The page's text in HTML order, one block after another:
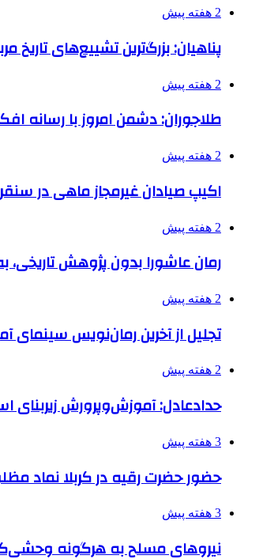
2 هفته پیش
پناهیان: بزرگ‌ترین تشییع‌های
2 هفته پیش
طلاجوران: دشمن امروز با رسانه
2 هفته پیش
اکیپ صیادان غیرمجاز ماهی در
2 هفته پیش
رمان عاشورا بدون پژوهش
2 هفته پیش
تجلیل از آخرین رمان‌نویس سینمای
2 هفته پیش
حدادعادل: آموزش‌وپرورش
3 هفته پیش
حضور حضرت رقیه در کربلا نماد
3 هفته پیش
نیروهای مسلح به هرگونه